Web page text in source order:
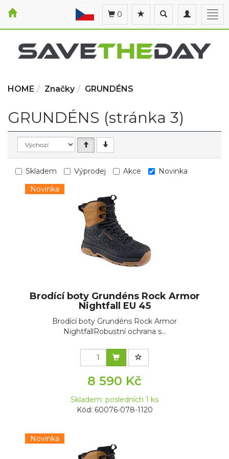
Toggle
navigation
Toggle
search
0
HOME Značky GRUNDÉNS
GRUNDÉNS (stránka 3)
Skladem Výprodej Akce
Novinka
Novinka
Brodící boty Grundéns Rock Armor
Nightfall EU 45
Brodící boty Grundéns Rock Armor
NightfallRobustní ochrana s...
8 590 Kč
Skladem: posledních 1 ks
Kód: 60076-078-1120
Novinka